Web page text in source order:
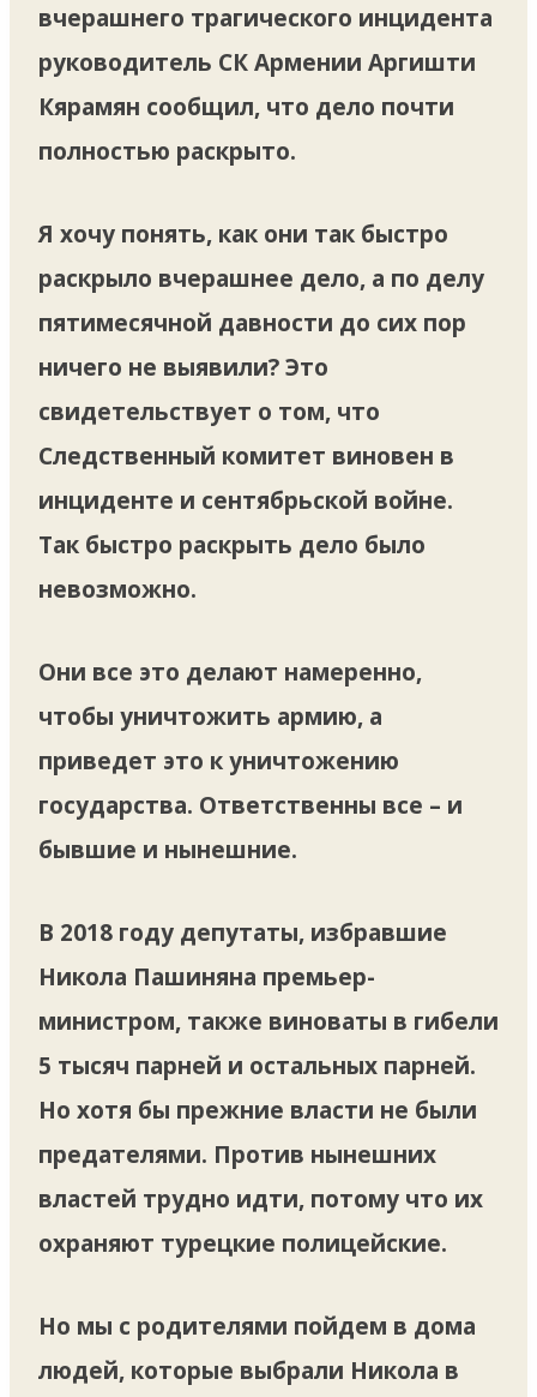
вчерашнего трагического инцидента
руководитель СК Армении Аргишти
Кярамян сообщил, что дело почти
полностью раскрыто.
Я хочу понять, как они так быстро
раскрыло вчерашнее дело, а по делу
пятимесячной давности до сих пор
ничего не выявили? Это
свидетельствует о том, что
Следственный комитет виновен в
инциденте и сентябрьской войне.
Так быстро раскрыть дело было
невозможно.
Они все это делают намеренно,
чтобы уничтожить армию, а
приведет это к уничтожению
государства. Ответственны все – и
бывшие и нынешние.
В 2018 году депутаты, избравшие
Никола Пашиняна премьер-
министром, также виноваты в гибели
5 тысяч парней и остальных парней.
Но хотя бы прежние власти не были
предателями. Против нынешних
властей трудно идти, потому что их
охраняют турецкие полицейские.
Но мы с родителями пойдем в дома
людей, которые выбрали Никола в